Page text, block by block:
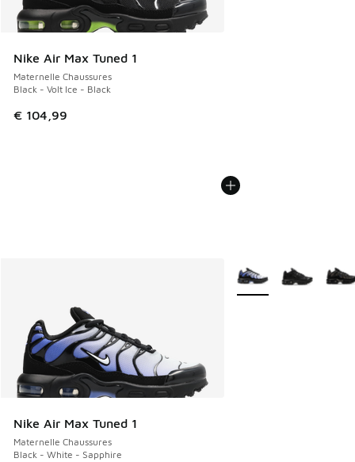
Nike Air Max Tuned 1
Maternelle Chaussures
Black - Volt Ice - Black
€ 104,99
Nike Air Max Tuned 1
Maternelle Chaussures
Black - White - Sapphire
Plus de couleurs